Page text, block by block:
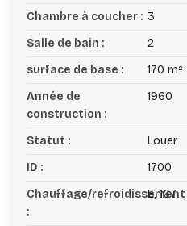
Chambre à coucher : 3
Salle de bain :
2
surface de base :
170 m²
Année de
construction :
1960
Statut :
Louer
ID :
1700
Chauffage/refroidissement
:
E, 167